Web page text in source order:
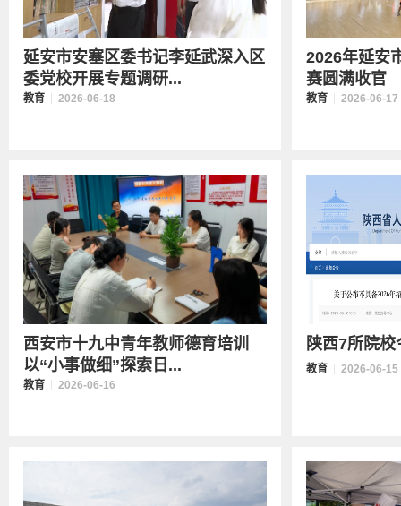
延安市安塞区委书记李延武深入区
委党校开展专题调研...
教育 2026-06-18
2026年延安
赛圆满收官
教育 2026-06-17
西安市十九中青年教师德育培训
以“小事做细”探索日...
教育 2026-06-16
陕西7所院
教育 2026-06-15